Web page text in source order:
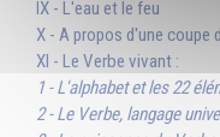
IX - L'eau et le feu
X - A propos d'une coupe
XI - Le Verbe vivant :
1 - L'alphabet et les 22
2 - Le Verbe, langage